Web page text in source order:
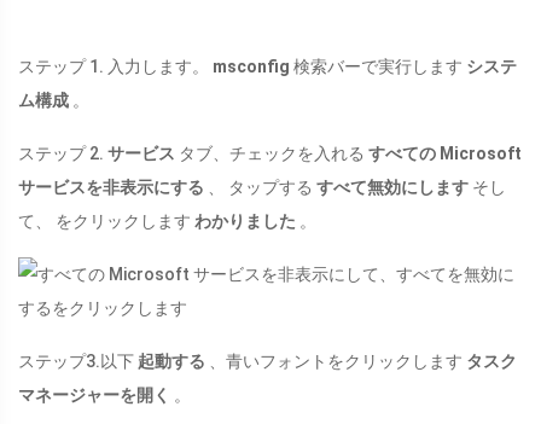
ステップ 1. 入力します。 msconfig 検索バーで実行します システ
ム構成 。
ステップ 2. サービス タブ、チェックを入れる すべての Microsoft
サービスを非表示にする 、 タップする すべて無効にします そし
て、 をクリックします わかりました 。
ステップ3.以下 起動する 、青いフォントをクリックします タスク
マネージャーを開く 。